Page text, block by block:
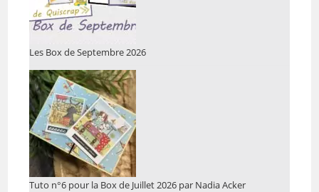
Les Box de Septembre 2026
Tuto n°6 pour la Box de Juillet 2026 par Nadia Acker